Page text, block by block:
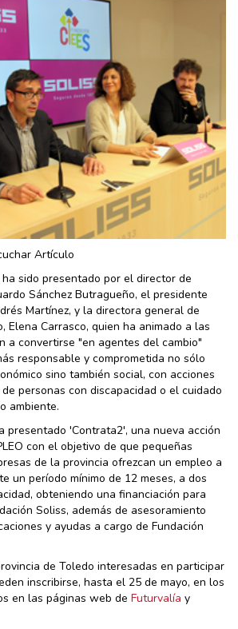
Artículo
ha sido presentado por el director de
Sánchez Butragueño, el presidente
Martínez, y la directora general de
Elena Carrasco, quien ha animado a las
a convertirse "en agentes del cambio"
responsable y comprometida no sólo
sino también social, con acciones
personas con discapacidad o el cuidado
ambiente.
presentado 'Contrata2', una nueva acción
con el objetivo de que pequeñas
de la provincia ofrezcan un empleo a
un período mínimo de 12 meses, a dos
obteniendo una financiación para
Soliss, además de asesoramiento
y ayudas a cargo de Fundación
de Toledo interesadas en participar
inscribirse, hasta el 25 de mayo, en los
en las páginas web de Futurvalía y